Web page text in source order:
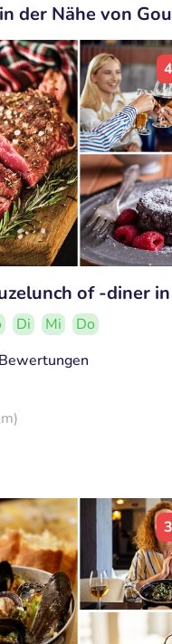
der Nähe von
of -diner
Di Mi
Do